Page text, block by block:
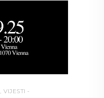
, VIJESTI